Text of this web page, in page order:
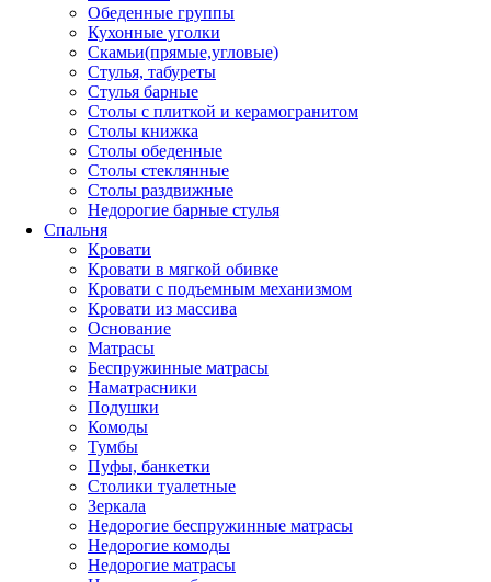
Обеденные группы
Кухонные уголки
Скамьи(прямые,угловые)
Стулья, табуреты
Стулья барные
Столы с плиткой и керамогранитом
Столы книжка
Столы обеденные
Столы стеклянные
Столы раздвижные
Недорогие барные стулья
Спальня
Кровати
Кровати в мягкой обивке
Кровати с подъемным механизмом
Кровати из массива
Основание
Матрасы
Беспружинные матрасы
Наматрасники
Подушки
Комоды
Тумбы
Пуфы, банкетки
Столики туалетные
Зеркала
Недорогие беспружинные матрасы
Недорогие комоды
Недорогие матрасы